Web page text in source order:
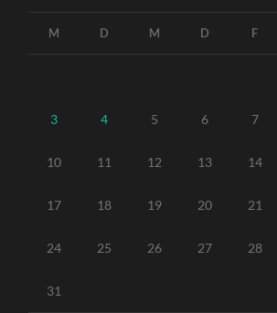
M D M D F
3 4 5 6 7
10 11 12 13 14
17 18 19 20 21
24 25 26 27 28
31